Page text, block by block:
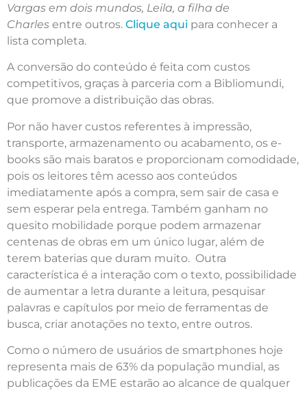
Vargas em dois mundos, Leila, a filha de
Charles entre outros. Clique aqui para conhecer a
lista completa.
A conversão do conteúdo é feita com custos
competitivos, graças à parceria com a Bibliomundi,
que promove a distribuição das obras.
Por não haver custos referentes à impressão,
transporte, armazenamento ou acabamento, os e-
books são mais baratos e proporcionam comodidade,
pois os leitores têm acesso aos conteúdos
imediatamente após a compra, sem sair de casa e
sem esperar pela entrega. Também ganham no
quesito mobilidade porque podem armazenar
centenas de obras em um único lugar, além de
terem baterias que duram muito. Outra
característica é a interação com o texto, possibilidade
de aumentar a letra durante a leitura, pesquisar
palavras e capítulos por meio de ferramentas de
busca, criar anotações no texto, entre outros.
Como o número de usuários de smartphones hoje
representa mais de 63% da população mundial, as
publicações da EME estarão ao alcance de qualquer